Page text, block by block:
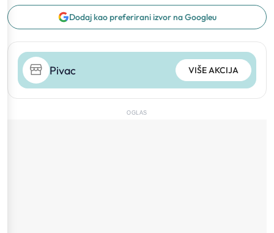
Dodaj kao preferirani izvor na Googleu
Pivac VIŠE AKCIJA
OGLAS